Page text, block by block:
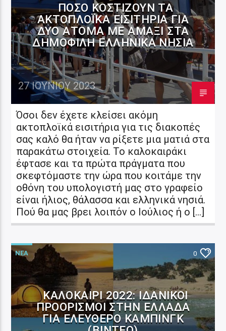
ΠΌΣΟ ΚΟΣΤΊΖΟΥΝ ΤΑ
ΑΚΤΟΠΛΟΪΚΆ ΕΙΣΙΤΉΡΙΑ ΓΙΑ
ΔΎΟ ΆΤΟΜΑ ΜΕ ΑΜΆΞΙ ΣΤΑ
ΔΗΜΟΦΙΛΉ ΕΛΛΗΝΙΚΆ ΝΗΣΙΆ
27 ΙΟΥΝΊΟΥ 2023
Όσοι δεν έχετε κλείσει ακόμη
ακτοπλοϊκά εισιτήρια για τις διακοπές
σας καλό θα ήταν να ρίξετε μια ματιά στα
παρακάτω στοιχεία. Το καλοκαιράκι
έφτασε και τα πρώτα πράγματα που
σκεφτόμαστε την ώρα που κοιτάμε την
οθόνη του υπολογιστή μας στο γραφείο
είναι ήλιος, θάλασσα και ελληνικά νησιά.
Πού θα μας βρει λοιπόν ο Ιούλιος ή ο […]
ΝΕΑ 0
ΚΑΛΟΚΑΊΡΙ 2022: ΙΔΑΝΙΚΟΊ
ΠΡΟΟΡΙΣΜΟΊ ΣΤΗΝ ΕΛΛΆΔΑ
ΓΙΑ ΕΛΕΎΘΕΡΟ ΚΆΜΠΙΝΓΚ